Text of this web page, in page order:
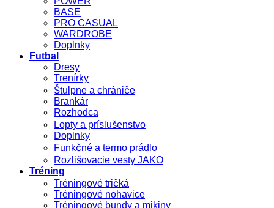
BASE
PRO CASUAL
WARDROBE
Doplnky
Futbal
Dresy
Trenírky
Štulpne a chrániče
Brankár
Rozhodca
Lopty a príslušenstvo
Doplnky
Funkčné a termo prádlo
Rozlišovacie vesty JAKO
Tréning
Tréningové tričká
Tréningové nohavice
Tréningové bundy a mikiny